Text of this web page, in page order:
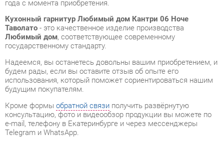
будем рады, если вы оставите отзыв об опыте его
использования, который поможет сориентироваться нашим
будущим покупателям.
консультацию, фото и видеообзор продукции вы можете по
e-mail, телефону в Екатеринбурге и через мессенджеры
Telegram и WhatsApp.
Готовые комплекты также можно сравнить между собой в
нашем шоу-руме и купить Кухонный гарнитур Любимый дом
Кантри 06 Ноче Таволато, самостоятельно забрав его с
нашего центрального склада в г. Екатеринбург. Полный
список адресов и магазинов смотрите на странице
контактов.